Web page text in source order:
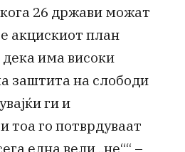
26 држави можат
акцискиот план
има високи
заштита на слободи
ги и
тоа го потврдуваат
една вели „не““ –